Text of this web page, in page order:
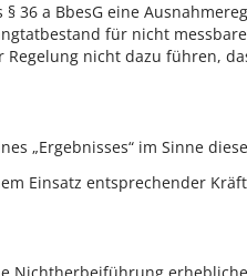
36 a BbesG eine
für nicht
nicht dazu führen,
„Ergebnisses“ im Sinne
Einsatz entsprechender